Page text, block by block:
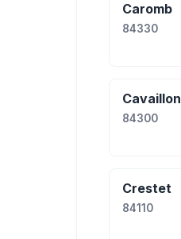
Caromb
84330
Cavaillon
84300
Crestet
84110